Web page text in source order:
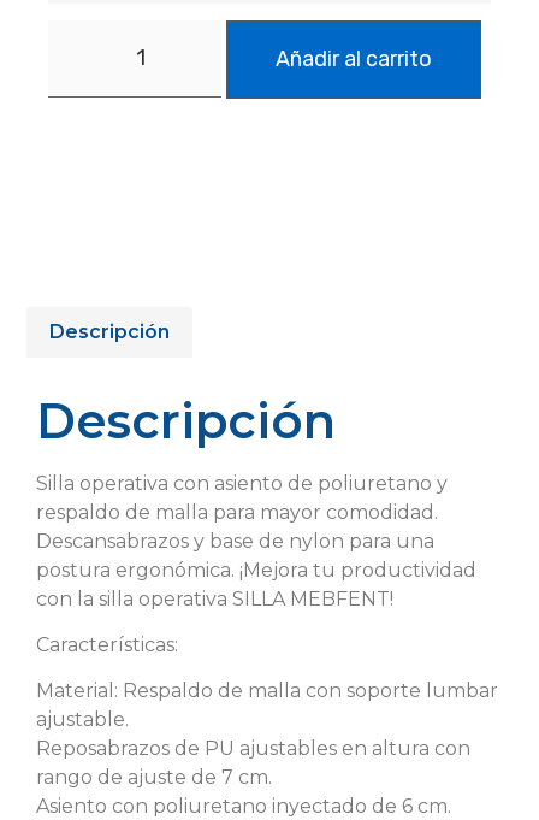
Añadir al carrito
Descripción
Descripción
Silla operativa con asiento de poliuretano y
respaldo de malla para mayor comodidad.
Descansabrazos y base de nylon para una
postura ergonómica. ¡Mejora tu productividad
con la silla operativa SILLA MEBFENT!
Características:
Material: Respaldo de malla con soporte lumbar
ajustable.
Reposabrazos de PU ajustables en altura con
rango de ajuste de 7 cm.
Asiento con poliuretano inyectado de 6 cm.